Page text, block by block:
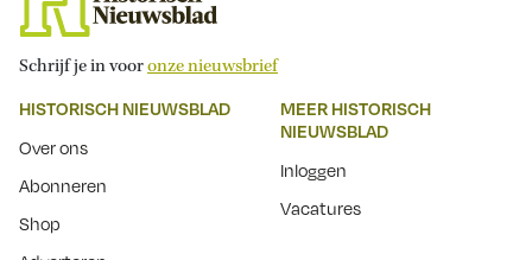
Schrijf je in vooronze nieuwsbrief
HISTORISCH NIEUWSBLAD
Over ons
Abonneren
Shop
MEER HISTORISCH
NIEUWSBLAD
Inloggen
Vacatures